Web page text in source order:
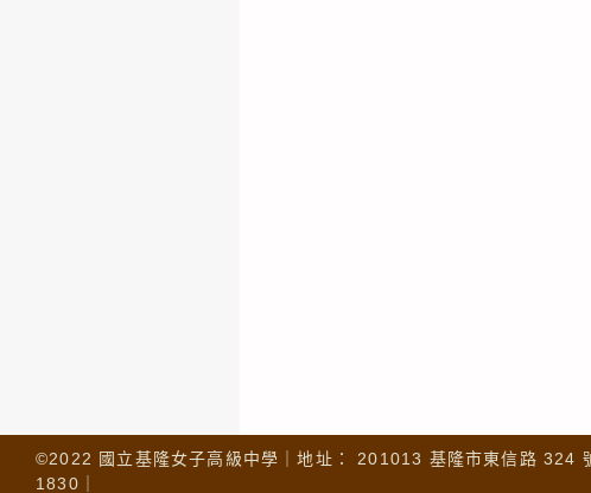
©2022 國立基隆女子高級中學｜地址： 201013 基隆市東信路
1830｜